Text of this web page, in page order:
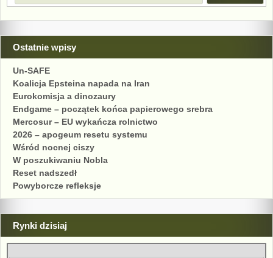
Ostatnie wpisy
Un-SAFE
Koalicja Epsteina napada na Iran
Eurokomisja a dinozaury
Endgame – początek końca papierowego srebra
Mercosur – EU wykańcza rolnictwo
2026 – apogeum resetu systemu
Wśród nocnej ciszy
W poszukiwaniu Nobla
Reset nadszedł
Powyborcze refleksje
Rynki dzisiaj